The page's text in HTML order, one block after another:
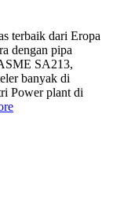
terbaik dari Eropa
dengan pipa
SA213,
banyak di
Power plant di